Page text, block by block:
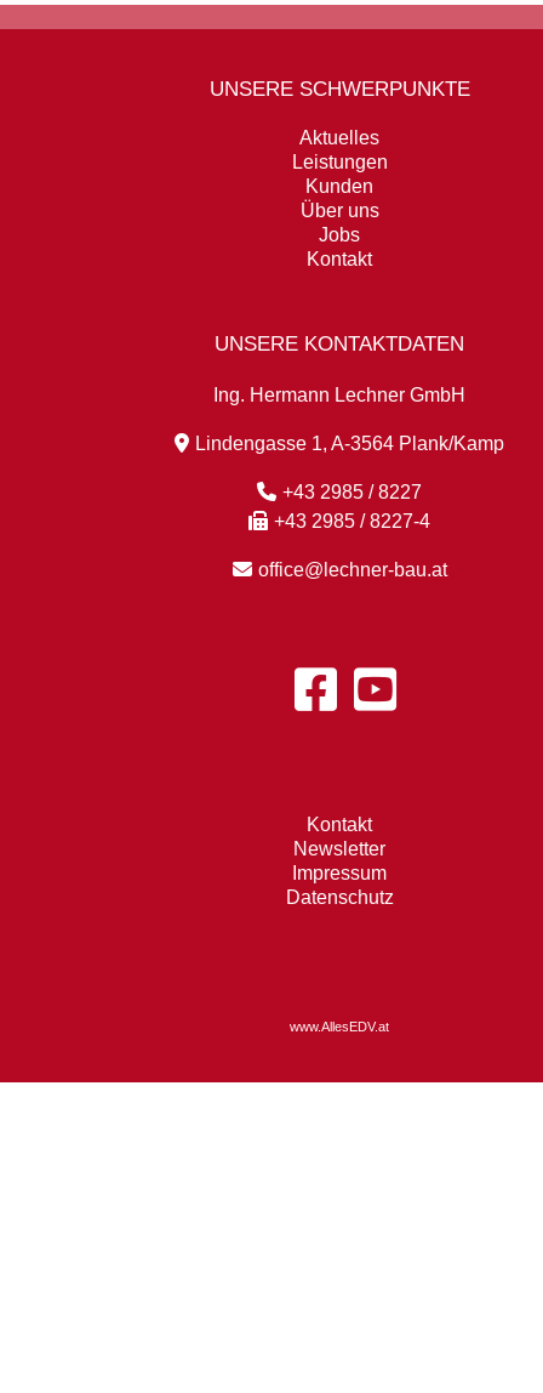
UNSERE SCHWERPUNKTE
Aktuelles
Leistungen
Kunden
Über uns
Jobs
Kontakt
UNSERE KONTAKTDATEN
Ing. Hermann Lechner GmbH
Lindengasse 1, A-3564 Plank/Kamp
+43 2985 / 8227
+43 2985 / 8227-4
office@lechner-bau.at
Kontakt
Newsletter
Impressum
Datenschutz
www.AllesEDV.at